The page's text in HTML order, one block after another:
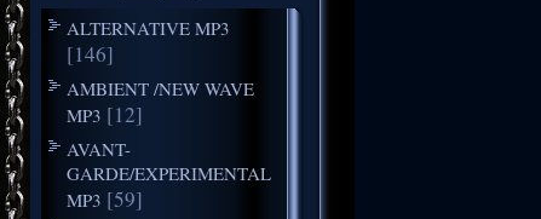
ALTERNATIVE MP3
[146]
AMBIENT /NEW WAVE
MP3 [12]
AVANT-
GARDE/EXPERIMENTAL
MP3 [59]